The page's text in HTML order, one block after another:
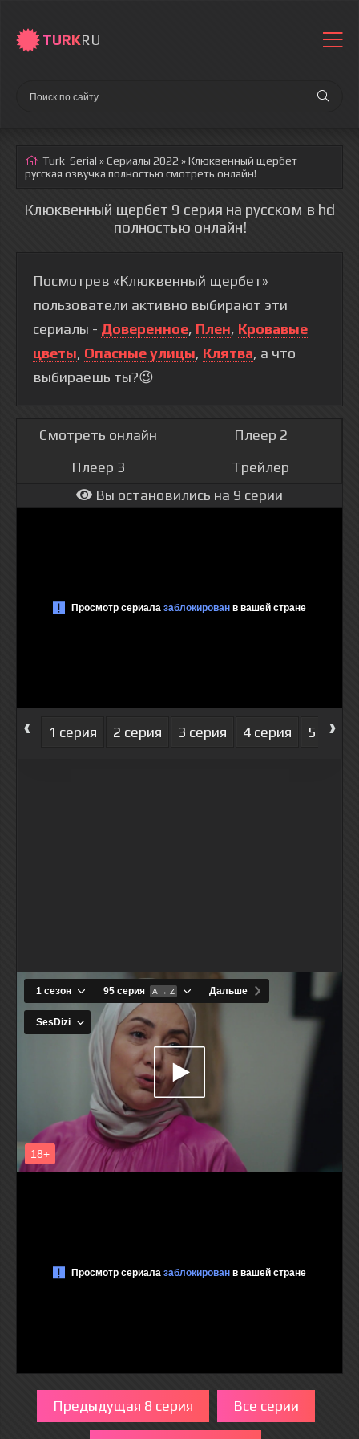
TURKRU
Turk-Serial »Сериалы 2022 » Клюквенный щербет
русская озвучка полностью смотреть онлайн!
Клюквенный щербет 9 серия на русском в hd
полностью онлайн!
Посмотрев «Клюквенный щербет»
пользователи активно выбирают эти
сериалы - Доверенное, Плен, Кровавые
цветы, Опасные улицы, Клятва, а что
выбираешь ты?😉
Смотреть онлайн
Плеер 2
Плеер 3
Трейлер
Вы остановились на 9 серии
‹ 1 серия 2 серия 3 серия 4 серия 5 серия
›
Предыдущая 8 серия Все серии